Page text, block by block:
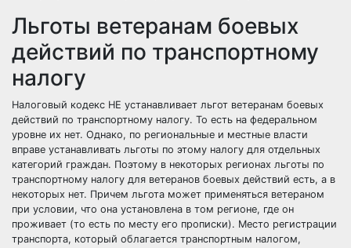
Льготы ветеранам боевых
действий по транспортному
налогу
Налоговый кодекс НЕ устанавливает льгот ветеранам боевых
действий по транспортному налогу. То есть на федеральном
уровне их нет. Однако, по региональные и местные власти
вправе устанавливать льготы по этому налогу для отдельных
категорий граждан. Поэтому в некоторых регионах льготы по
транспортному налогу для ветеранов боевых действий есть, а в
некоторых нет. Причем льгота может применяться ветераном
при условии, что она установлена в том регионе, где он
проживает (то есть по месту его прописки). Место регистрации
транспорта, который облагается транспортным налогом,